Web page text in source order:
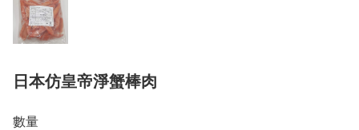
日本仿皇帝淨蟹棒肉
數量